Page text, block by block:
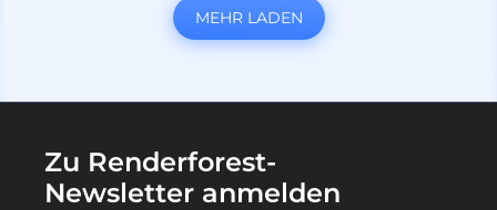
MEHR LADEN
Zu Renderforest-
Newsletter anmelden